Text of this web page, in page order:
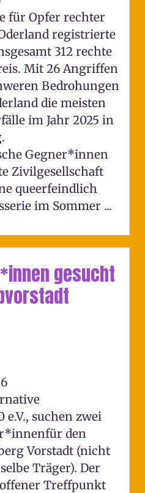
für Opfer rechter
registrierte
312 rechte
Mit 26 Angriffen
Bedrohungen
die meisten
im Jahr 2025 in
Gegner*innen
Zivilgesellschaft
queerfeindlich
im Sommer ...
gesucht
e.V., suchen zwei
den
Vorstadt (nicht
Träger). Der
Treffpunkt